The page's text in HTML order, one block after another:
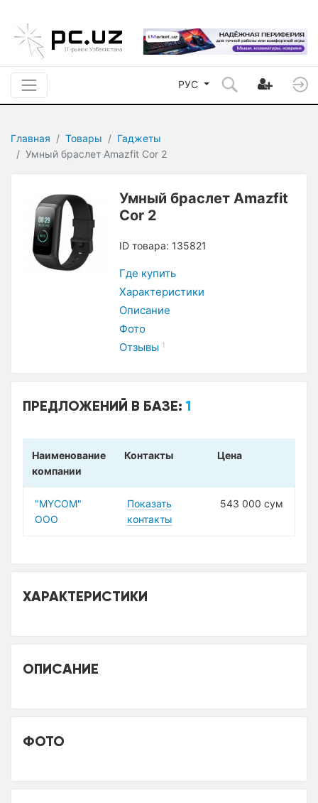
РУС
Главная Товары
Гаджеты
Умный браслет Amazfit Cor 2
Умный браслет Amazfit
Cor 2
ID товара: 135821
Где купить
Характеристики
Описание
Фото
Отзывы 1
ПРЕДЛОЖЕНИЙ В БАЗЕ:1
Наименование
компании
Контакты Цена
"MYCOM"
ООО
Показать
контакты
543 000 сум
ХАРАКТЕРИСТИКИ
ОПИСАНИЕ
ФОТО